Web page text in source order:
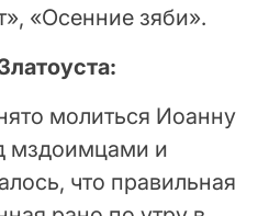
«Осенние зяби».
молиться Иоанну
мздоимцами и
что правильная